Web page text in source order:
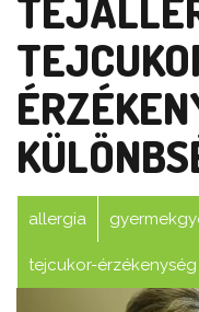
allergia
tejcukor-érzékenység